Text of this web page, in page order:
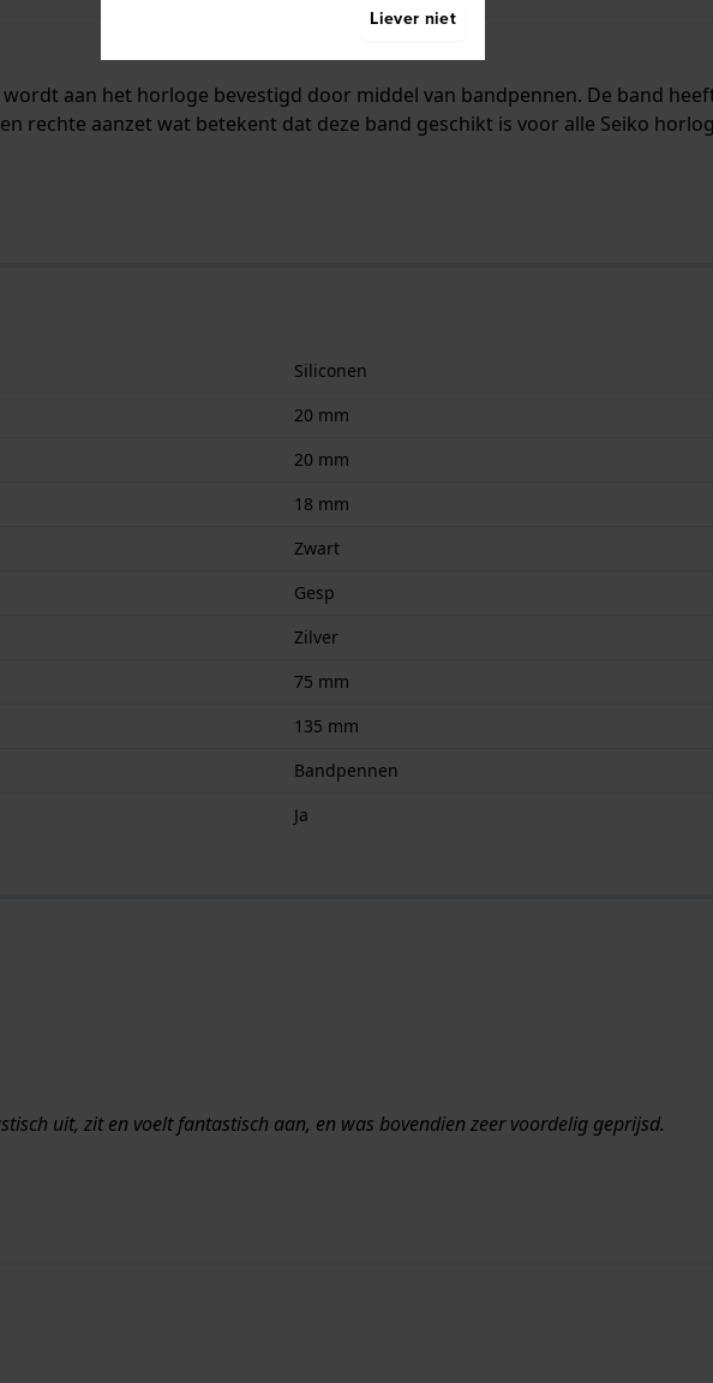
aan het horloge bevestigd door middel van bandpennen. De band
rechte aanzet wat betekent dat deze band geschikt is voor alle Seiko
Siliconen
20 mm
20 mm
18 mm
Zwart
Gesp
Zilver
75 mm
135 mm
Bandpennen
Ja
uit, zit en voelt fantastisch aan, en was bovendien zeer voordelig geprijsd.
Liever niet